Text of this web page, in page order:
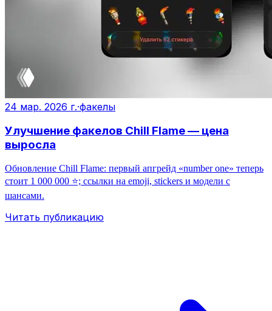
24 мар. 2026 г.·факелы
Улучшение факелов Chill Flame — цена
выросла
Обновление Chill Flame: первый апгрейд «number one» теперь
стоит 1 000 000 ⭐️; ссылки на emoji, stickers и модели с
шансами.
Читать публикацию